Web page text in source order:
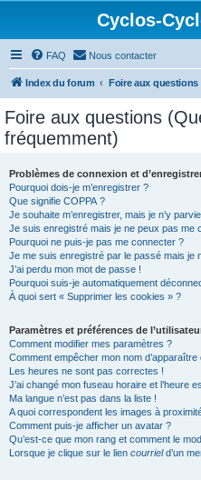
Cyclos-
FAQ Nous contacter
Index du forum
Foire aux questions
fréquemment)
Problèmes de connexion et
Pourquoi dois-je m’enregistrer ?
Que signifie COPPA ?
Je souhaite m’enregistrer, mais je n’y
Je suis enregistré mais je ne peux pas me
Pourquoi ne puis-je pas me connecter ?
Je me suis enregistré par le passé mais je
J’ai perdu mon mot de passe !
Pourquoi suis-je automatiquement
À quoi sert « Supprimer les cookies » ?
Paramètres et préférences de
Comment modifier mes paramètres ?
Comment empêcher mon nom
Les heures ne sont pas correctes !
J’ai changé mon fuseau horaire et l’heure
Ma langue n’est pas dans la liste !
A quoi correspondent les images à
Comment puis-je afficher un avatar ?
Qu’est-ce que mon rang et comment le
Lorsque je clique sur le lien courrield’un